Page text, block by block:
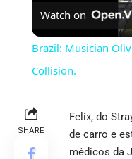
Watch on
Brazil: Musician
Collision.
SHARE
Felix, do
de carro e
médicos da